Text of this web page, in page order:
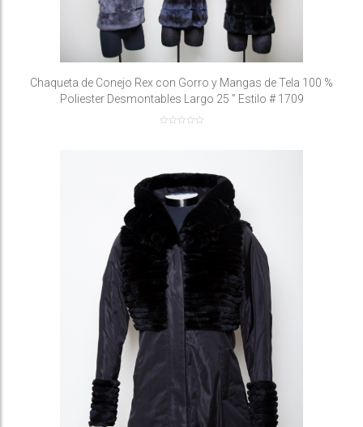
Chaqueta de Conejo Rex con Gorro y Mangas de Tela 100 %
Poliester Desmontables Largo 25 ” Estilo # 1709